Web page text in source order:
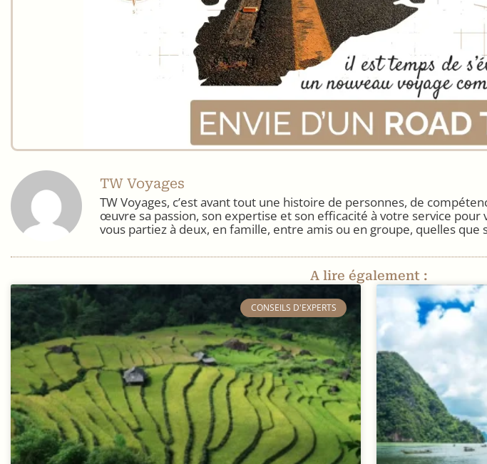
TW Voyages
TW Voyages, c’est avant tout une histoire de personnes, de
œuvre sa passion, son expertise et son efficacité à votre service pour
vous partiez à deux, en famille, entre amis ou en groupe, quelles que
A lire également :
​CONSEILS D'EXPERTS